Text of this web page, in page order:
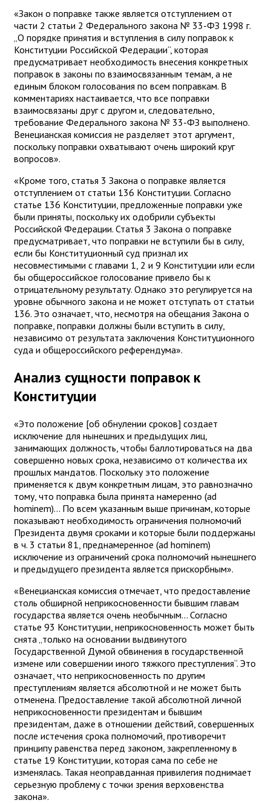
«Закон о поправке также является отступлением от
части 2 статьи 2 Федерального закона № 33-ФЗ 1998 г.
„О порядке принятия и вступления в силу поправок к
Конституции Российской Федерации“, которая
предусматривает необходимость внесения конкретных
поправок в законы по взаимосвязанным темам, а не
единым блоком голосования по всем поправкам. В
комментариях настаивается, что все поправки
взаимосвязаны друг с другом и, следовательно,
требование Федерального закона № 33-ФЗ выполнено.
Венецианская комиссия не разделяет этот аргумент,
поскольку поправки охватывают очень широкий круг
вопросов».
«Кроме того, статья 3 Закона о поправке является
отступлением от статьи 136 Конституции. Согласно
статье 136 Конституции, предложенные поправки уже
были приняты, поскольку их одобрили субъекты
Российской Федерации. Статья 3 Закона о поправке
предусматривает, что поправки не вступили бы в силу,
если бы Конституционный суд признал их
несовместимыми с главами 1, 2 и 9 Конституции или если
бы общероссийское голосование привело бы к
отрицательному результату. Однако это регулируется на
уровне обычного закона и не может отступать от статьи
136. Это означает, что, несмотря на обещания Закона о
поправке, поправки должны были вступить в силу,
независимо от результата заключения Конституционного
суда и общероссийского референдума».
Анализ сущности поправок к
Конституции
«Это положение [об обнулении сроков] создает
исключение для нынешних и предыдущих лиц,
занимающих должность, чтобы баллотироваться на два
совершенно новых срока, независимо от количества их
прошлых мандатов. Поскольку это положение
применяется к двум конкретным лицам, это равнозначно
тому, что поправка была принята намеренно (ad
hominem)... По всем указанным выше причинам, которые
показывают необходимость ограничения полномочий
Президента двумя сроками и которые были поддержаны
в ч. 3 статьи 81, преднамеренное (ad hominem)
исключение из ограничений срока полномочий нынешнего
и предыдущего президента является прискорбным».
«Венецианская комиссия отмечает, что предоставление
столь обширной неприкосновенности бывшим главам
государства является очень необычным... Согласно
статье 93 Конституции, неприкосновенность может быть
снята „только на основании выдвинутого
Государственной Думой обвинения в государственной
измене или совершении иного тяжкого преступления“. Это
означает, что неприкосновенность по другим
преступлениям является абсолютной и не может быть
отменена. Предоставление такой абсолютной личной
неприкосновенности президентам и бывшим
президентам, даже в отношении действий, совершенных
после истечения срока полномочий, противоречит
принципу равенства перед законом, закрепленному в
статье 19 Конституции, которая сама по себе не
изменялась. Такая неоправданная привилегия поднимает
серьезную проблему с точки зрения верховенства
закона».